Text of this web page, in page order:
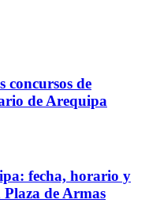
concursos de
de Arequipa
fecha, horario y
de Armas